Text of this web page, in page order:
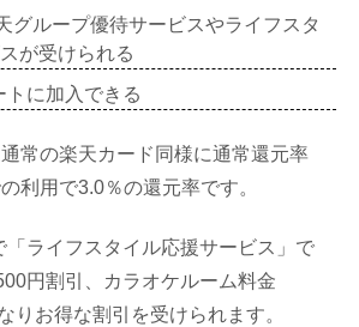
グループ優待サービスやライフスタ
が受けられる
に加入できる
常の楽天カード同様に通常還元率
利用で3.0％の還元率です。
「ライフスタイル応援サービス」で
円割引、カラオケルーム料金
りお得な割引を受けられます。